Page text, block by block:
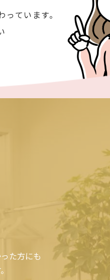
ています。
た方にも